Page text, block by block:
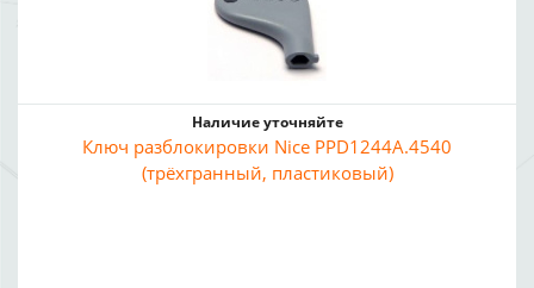
Наличие уточняйте
Ключ разблокировки Nice PPD1244A.4540
(трёхгранный, пластиковый)